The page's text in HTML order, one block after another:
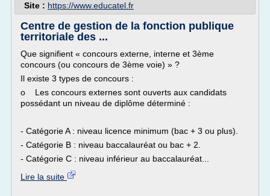
Site : https://www.educatel.fr
Centre de gestion de la fonction publique
territoriale des ...
Que signifient « concours externe, interne et 3ème
concours (ou concours de 3ème voie) » ?
Il existe 3 types de concours :
o Les concours externes sont ouverts aux candidats
possédant un niveau de diplôme déterminé :
- Catégorie A : niveau licence minimum (bac + 3 ou plus).
- Catégorie B : niveau baccalauréat ou bac + 2.
- Catégorie C : niveau inférieur au baccalauréat...
Lire la suite